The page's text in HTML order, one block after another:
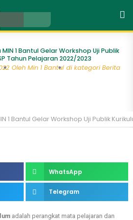
1 Bantul Gelar Workshop Uji Publik
Tahun Pelajaran 2022/2023
Oleh Min 1 Bantul di kategori Berita
1 Bantul Gelar Workshop Uji Publik
WhatsApp
Telegram
adalah perangkat mata pelajaran dan